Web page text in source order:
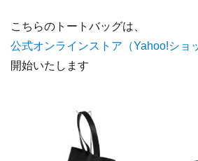
こちらのトートバッグは、
公式オンラインストア（Yahoo!ショ
開始いたします